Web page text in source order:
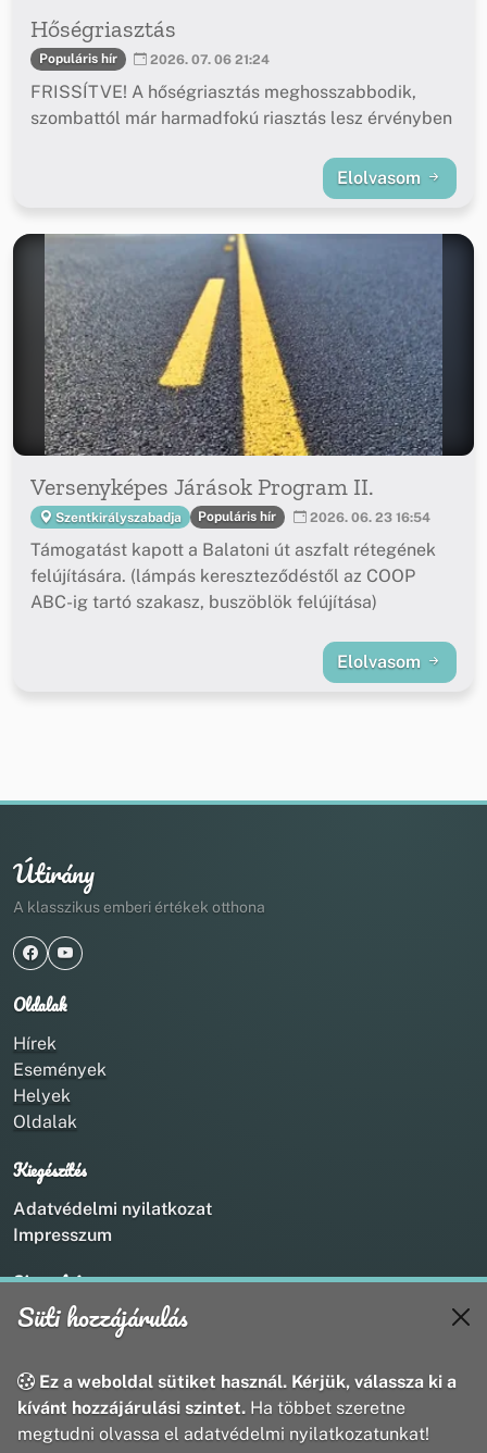
Hőségriasztás
Populáris hír 2026. 07. 06 21:24
FRISSÍTVE! A hőségriasztás meghosszabbodik,
szombattól már harmadfokú riasztás lesz érvényben
Elolvasom
Versenyképes Járások Program II.
Szentkirályszabadja Populáris hír 2026. 06. 23 16:54
Támogatást kapott a Balatoni út aszfalt rétegének
felújítására. (lámpás kereszteződéstől az COOP
ABC-ig tartó szakasz, buszöblök felújítása)
Elolvasom
Útirány
A klasszikus emberi értékek otthona
Oldalak
Hírek
Események
Helyek
Oldalak
Kiegészítés
Adatvédelmi nyilatkozat
Impresszum
Kapcsolat
+36 20 211 1888
webmaster@utirany.hu
8419 Csesznek, Vasút u.18.
Süti hozzájárulás
Ez a weboldal sütiket használ. Kérjük, válassza ki a
kívánt hozzájárulási szintet. Ha többet szeretne
megtudni olvassa el adatvédelmi nyilatkozatunkat!